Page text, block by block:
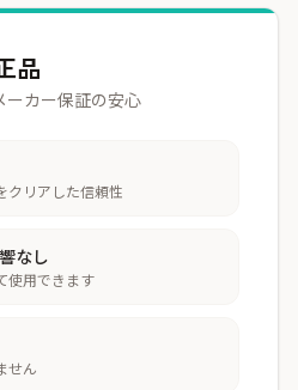
品
ーカー保証の安心
クリアした信頼性
なし
使用できます
せん